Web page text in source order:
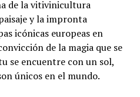
de la vitivinicultura
y la impronta
icónicas europeas en
de la magia que se
se encuentre con un sol,
únicos en el mundo.